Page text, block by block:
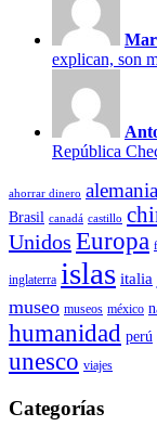
explican, son
República
ahorrar dinero alemania
Brasil canadá castillo
Unidos Europa
inglaterra islas italia
museo museos méxico
humanidad perú
unesco viajes
Categorías